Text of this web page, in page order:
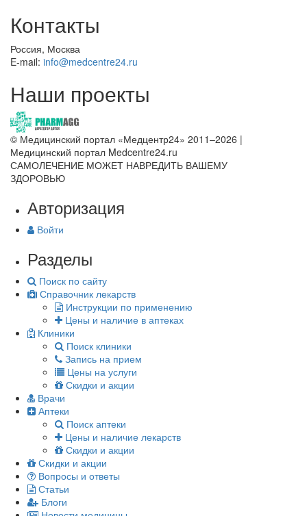
Контакты
Россия, Москва
E-mail: info@medcentre24.ru
Наши проекты
© Медицинский портал «Медцентр24» 2011–2026 |
Медицинский портал Medcentre24.ru
САМОЛЕЧЕНИЕ МОЖЕТ НАВРЕДИТЬ ВАШЕМУ
ЗДОРОВЬЮ
Авторизация
Войти
Разделы
Поиск по сайту
Справочник лекарств
Инструкции по применению
Цены и наличие в аптеках
Клиники
Поиск клиники
Запись на прием
Цены на услуги
Скидки и акции
Врачи
Аптеки
Поиск аптеки
Цены и наличие лекарств
Скидки и акции
Скидки и акции
Вопросы и ответы
Статьи
Блоги